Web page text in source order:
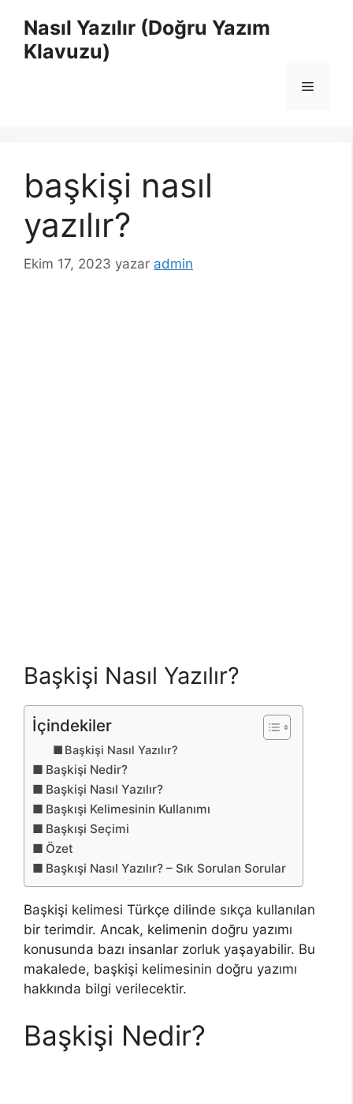
Nasıl Yazılır (Doğru Yazım
Klavuzu)
Menü
başkişi nasıl
yazılır?
Ekim 17, 2023 yazar admin
Başkişi Nasıl Yazılır?
İçindekiler
Başkişi Nasıl Yazılır?
Başkişi Nedir?
Başkişi Nasıl Yazılır?
Başkışi Kelimesinin Kullanımı
Başkışi Seçimi
Özet
Başkışi Nasıl Yazılır? – Sık Sorulan Sorular
Başkişi kelimesi Türkçe dilinde sıkça kullanılan
bir terimdir. Ancak, kelimenin doğru yazımı
konusunda bazı insanlar zorluk yaşayabilir. Bu
makalede, başkişi kelimesinin doğru yazımı
hakkında bilgi verilecektir.
Başkişi Nedir?